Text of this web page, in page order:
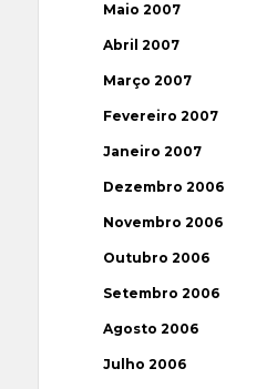
Maio 2007
Abril 2007
Março 2007
Fevereiro 2007
Janeiro 2007
Dezembro 2006
Novembro 2006
Outubro 2006
Setembro 2006
Agosto 2006
Julho 2006